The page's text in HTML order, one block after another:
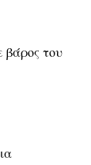
βάρος του